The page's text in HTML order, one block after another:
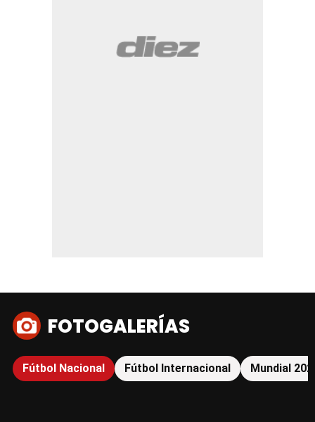
FOTOGALERÍAS
Fútbol Nacional Fútbol Internacional Mundial